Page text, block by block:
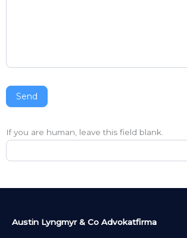
Send
If you are human, leave this field blank.
Austin Lyngmyr & Co Advokatfirma